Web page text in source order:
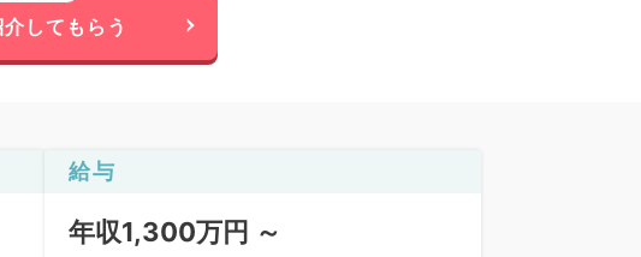
してもらう
給与
年収1,300万円 ～